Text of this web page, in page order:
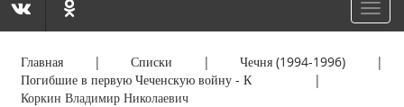
Главная |Списки |Чечня (1994-1996) |
Погибшие в первую Чеченскую войну - К |
Коркин Владимир Николаевич